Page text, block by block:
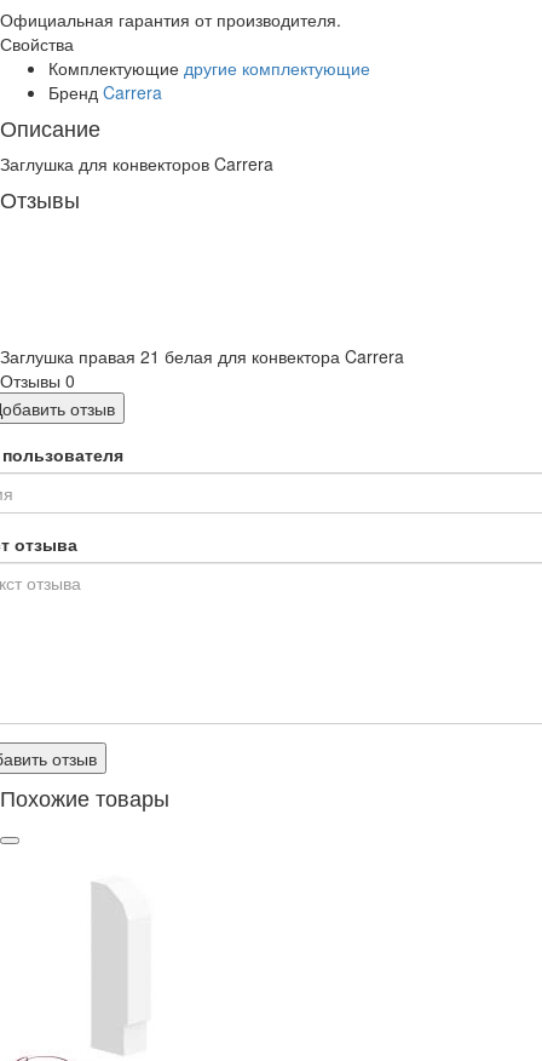
Официальная гарантия от производителя.
Свойства
Комплектующие другие комплектующие
Бренд Carrera
Описание
Заглушка для конвекторов Carrera
Отзывы
Заглушка правая 21 белая для конвектора Carrera
Отзывы 0
отзыв
отзыва
отзыв
Похожие товары